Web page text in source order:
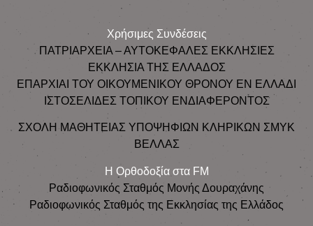
Χρήσιμες Συνδέσεις
ΠΑΤΡΙΑΡΧΕΙΑ – ΑΥΤΟΚΕΦΑΛΕΣ ΕΚΚΛΗΣΙΕΣ
ΕΚΚΛΗΣΙΑ ΤΗΣ ΕΛΛΑΔΟΣ
ΕΠΑΡΧΙΑΙ ΤΟΥ ΟΙΚΟΥΜΕΝΙΚΟΥ ΘΡΟΝΟΥ ΕΝ ΕΛΛΑΔΙ
ΙΣΤΟΣΕΛΙΔΕΣ ΤΟΠΙΚΟΥ ΕΝΔΙΑΦΕΡΟΝΤΟΣ
ΣΧΟΛΗ ΜΑΘΗΤΕΙΑΣ ΥΠΟΨΗΦΙΩΝ ΚΛΗΡΙΚΩΝ ΣΜΥΚ
ΒΕΛΛΑΣ
Η Ορθοδοξία στα FM
Ραδιοφωνικός Σταθμός Μονής Δουραχάνης
Ραδιοφωνικός Σταθμός της Εκκλησίας της Ελλάδος